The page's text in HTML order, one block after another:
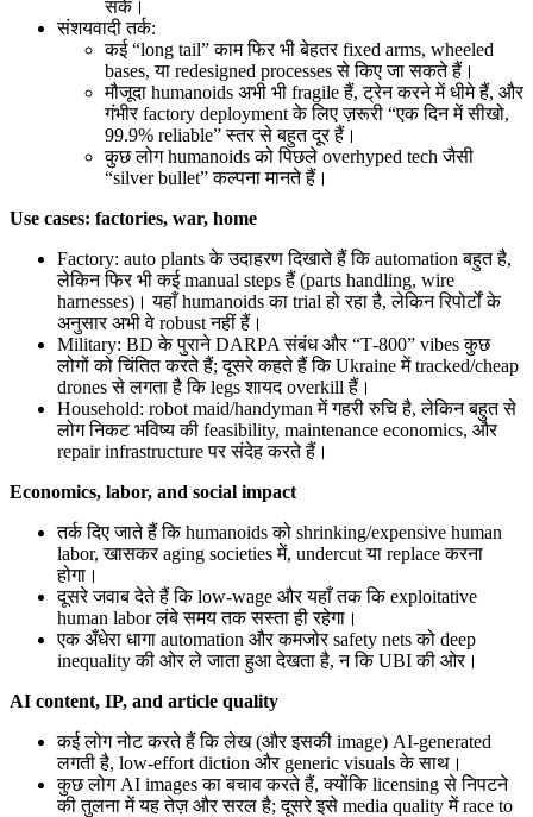
सके।
संशयवादी तर्क:
कई “long tail” काम फिर भी बेहतर fixed arms, wheeled
bases, या redesigned processes से किए जा सकते हैं।
मौजूदा humanoids अभी भी fragile हैं, ट्रेन करने में धीमे हैं, और
गंभीर factory deployment के लिए ज़रूरी “एक दिन में सीखो,
99.9% reliable” स्तर से बहुत दूर हैं।
कुछ लोग humanoids को पिछले overhyped tech जैसी
“silver bullet” कल्पना मानते हैं।
Use cases: factories, war, home
Factory: auto plants के उदाहरण दिखाते हैं कि automation बहुत है,
लेकिन फिर भी कई manual steps हैं (parts handling, wire
harnesses)। यहाँ humanoids का trial हो रहा है, लेकिन रिपोर्टों के
अनुसार अभी वे robust नहीं हैं।
Military: BD के पुराने DARPA संबंध और “T‑800” vibes कुछ
लोगों को चिंतित करते हैं; दूसरे कहते हैं कि Ukraine में tracked/cheap
drones से लगता है कि legs शायद overkill हैं।
Household: robot maid/handyman में गहरी रुचि है, लेकिन बहुत से
लोग निकट भविष्य की feasibility, maintenance economics, और
repair infrastructure पर संदेह करते हैं।
Economics, labor, and social impact
तर्क दिए जाते हैं कि humanoids को shrinking/expensive human
labor, खासकर aging societies में, undercut या replace करना
होगा।
दूसरे जवाब देते हैं कि low-wage और यहाँ तक कि exploitative
human labor लंबे समय तक सस्ता ही रहेगा।
एक अँधेरा धागा automation और कमजोर safety nets को deep
inequality की ओर ले जाता हुआ देखता है, न कि UBI की ओर।
AI content, IP, and article quality
कई लोग नोट करते हैं कि लेख (और इसकी image) AI-generated
लगती है, low-effort diction और generic visuals के साथ।
कुछ लोग AI images का बचाव करते हैं, क्योंकि licensing से निपटने
की तुलना में यह तेज़ और सरल है; दूसरे इसे media quality में race to